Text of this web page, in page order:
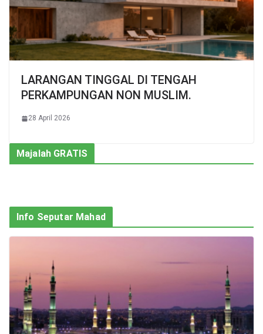
LARANGAN TINGGAL DI TENGAH
PERKAMPUNGAN NON MUSLIM.
28 April 2026
Majalah GRATIS
Info Seputar Mahad